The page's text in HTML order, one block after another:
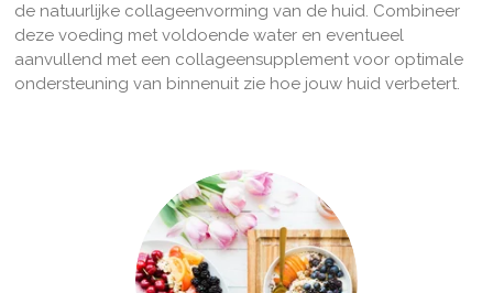
de natuurlijke collageenvorming van de huid. Combineer
deze voeding met voldoende water en eventueel
aanvullend met een collageensupplement voor optimale
ondersteuning van binnenuit zie hoe jouw huid verbetert.